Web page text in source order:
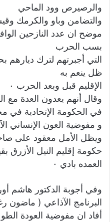
والرصيرص وود الماحي
والتضامن وباو والكرمك
موضح ان عدد النازحين
بسب الحرب
التي أجبرتهم لترك ديارهم
ظل ينعم به
الإقليم قبل وبعد الحرب ٠
وقال أنهم يعدون العدة مع
في الحكومة الإتحادية في
و مفوضية العون الإنساني
ويظل الأمل معقود على
حكومة إقليم النيل الأزرق
العمده بادي ٠
وفي أجوبة الدكتور هاشم
البرنامج الآذاعي ( ماضون
أفاد ان مفوضية العودة